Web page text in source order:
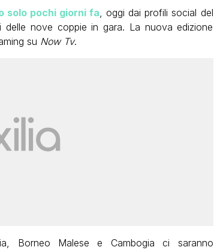
solo pochi giorni fa , oggi dai profili social del
nove coppie in gara. La nuova edizione
su Now Tv.
Borneo Malese e Cambogia ci saranno